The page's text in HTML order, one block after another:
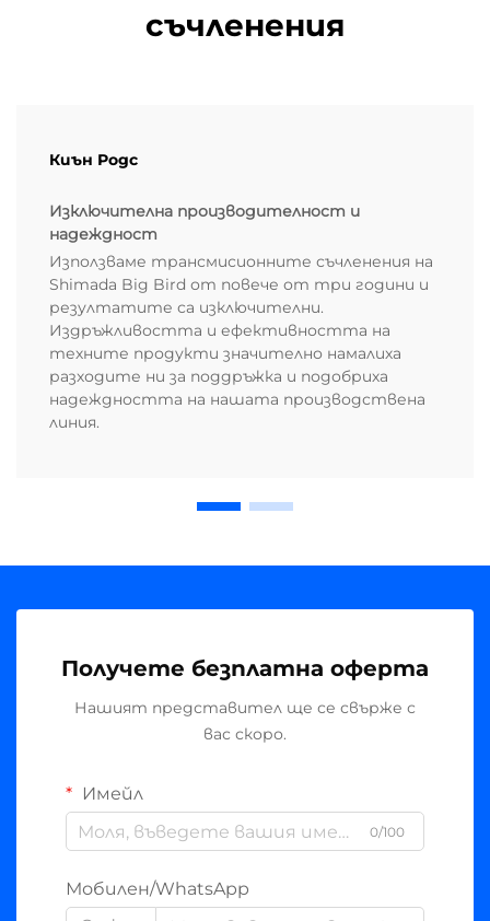
съчленения
Киън Родс
Изключителна производителност и
надеждност
Използваме трансмисионните съчленения на
Shimada Big Bird от повече от три години и
резултатите са изключителни.
Издръжливостта и ефективността на
техните продукти значително намалиха
разходите ни за поддръжка и подобриха
надеждността на нашата производствена
линия.
Получете безплатна оферта
Нашият представител ще се свърже с
вас скоро.
Имейл
0/100
Мобилен/WhatsApp